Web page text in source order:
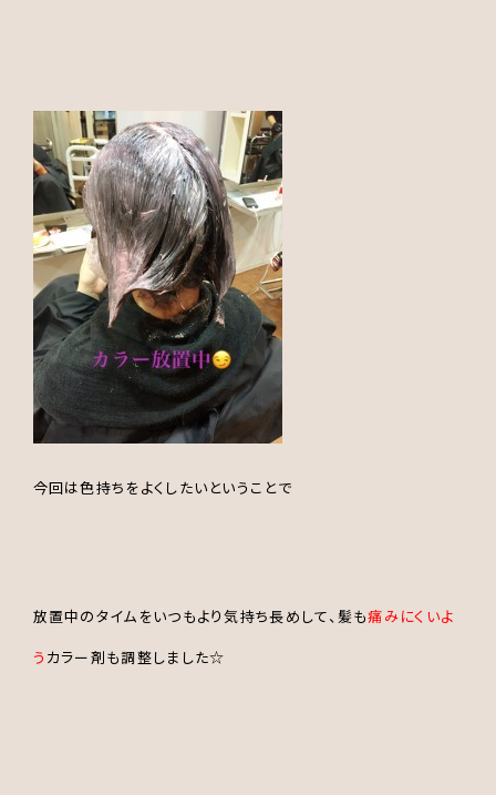
今回は色持ちをよくしたいということで
放置中のタイムをいつもより気持ち長めして、髪も痛みにくいよ
う カラー剤も調整しました☆